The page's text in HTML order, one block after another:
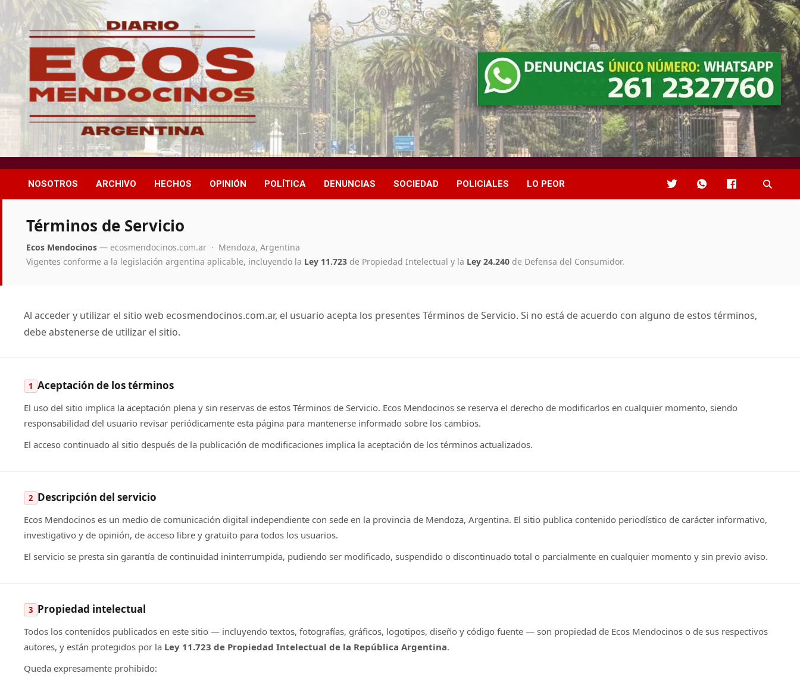
content
Ecos Mendocinos
Medio independiente de Mendoza dedicado a investigaciones,
expedientes oficiales y control de la gestión pública en
Guaymallén y la provincia.
NOSOTROS
ARCHIVO HECHOS OPINIÓN POLÍTICA DENUNCIAS SOCIEDAD POLICIALES LO PEOR
Términos de Servicio
Ecos Mendocinos — ecosmendocinos.com.ar · Mendoza, Argentina
Vigentes conforme a la legislación argentina aplicable, incluyendo la Ley 11.723 de Propiedad Intelectual y la Ley 24.240 de Defensa del Consumidor.
Al acceder y utilizar el sitio web ecosmendocinos.com.ar, el usuario acepta los presentes Términos de Servicio. Si no está de acuerdo con alguno de estos términos,
debe abstenerse de utilizar el sitio.
1 Aceptación de los términos
El uso del sitio implica la aceptación plena y sin reservas de estos Términos de Servicio. Ecos Mendocinos se reserva el derecho de modificarlos en cualquier momento, siendo
responsabilidad del usuario revisar periódicamente esta página para mantenerse informado sobre los cambios.
El acceso continuado al sitio después de la publicación de modificaciones implica la aceptación de los términos actualizados.
2 Descripción del servicio
Ecos Mendocinos es un medio de comunicación digital independiente con sede en la provincia de Mendoza, Argentina. El sitio publica contenido periodístico de carácter informativo,
investigativo y de opinión, de acceso libre y gratuito para todos los usuarios.
El servicio se presta sin garantía de continuidad ininterrumpida, pudiendo ser modificado, suspendido o discontinuado total o parcialmente en cualquier momento y sin previo aviso.
3 Propiedad intelectual
Todos los contenidos publicados en este sitio — incluyendo textos, fotografías, gráficos, logotipos, diseño y código fuente — son propiedad de Ecos Mendocinos o de sus respectivos
autores, y están protegidos por la Ley 11.723 de Propiedad Intelectual de la República Argentina.
Queda expresamente prohibido: